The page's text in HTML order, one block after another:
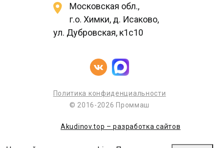
Московская обл.,
г.о. Химки, д. Исаково,
ул. Дубровская, к1с10
Политика конфиденциальности
© 2016-2026 Проммаш
Akudinov.top – разработка сайтов